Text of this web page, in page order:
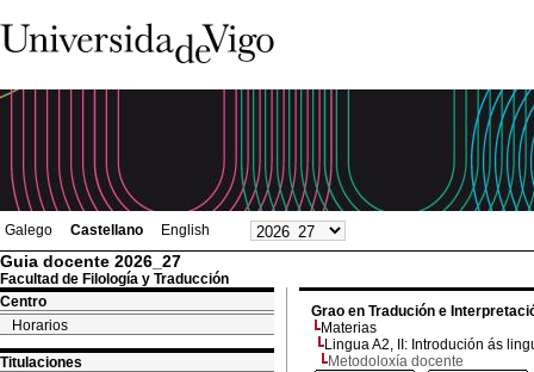
Galego Castellano English
Guia docente 2026_27
Facultad de Filología y Traducción
Centro
Horarios
Titulaciones
Grao en Tradución e
Materias
Lingua A2, II: Introdución ás
Metodoloxía docente